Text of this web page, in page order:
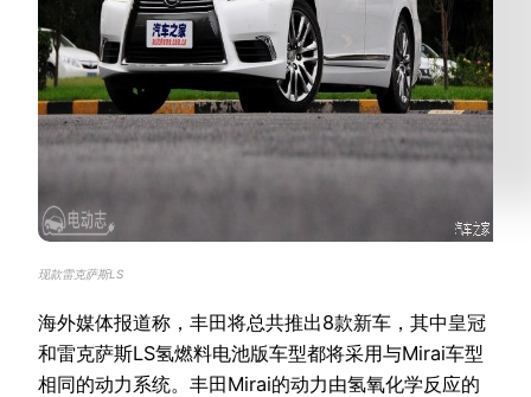
现款雷克萨斯LS
海外媒体报道称，丰田将总共推出8款新车，其中皇冠
和雷克萨斯LS氢燃料电池版车型都将采用与Mirai车型
相同的动力系统。丰田Mirai的动力由氢氧化学反应的